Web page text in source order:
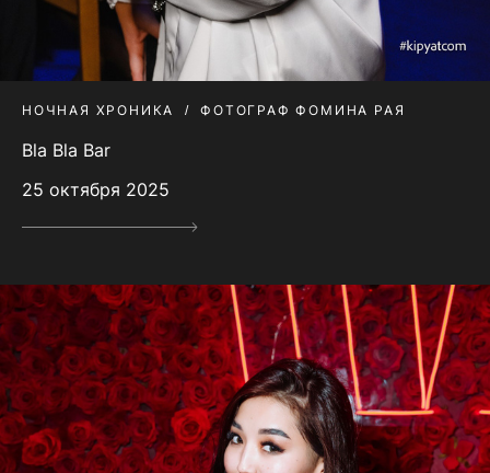
НОЧНАЯ ХРОНИКА ФОТОГРАФ ФОМИНА РАЯ
Bla Bla Bar
25 октября 2025